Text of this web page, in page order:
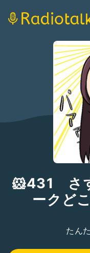
🐹431 さ
ークど
たん